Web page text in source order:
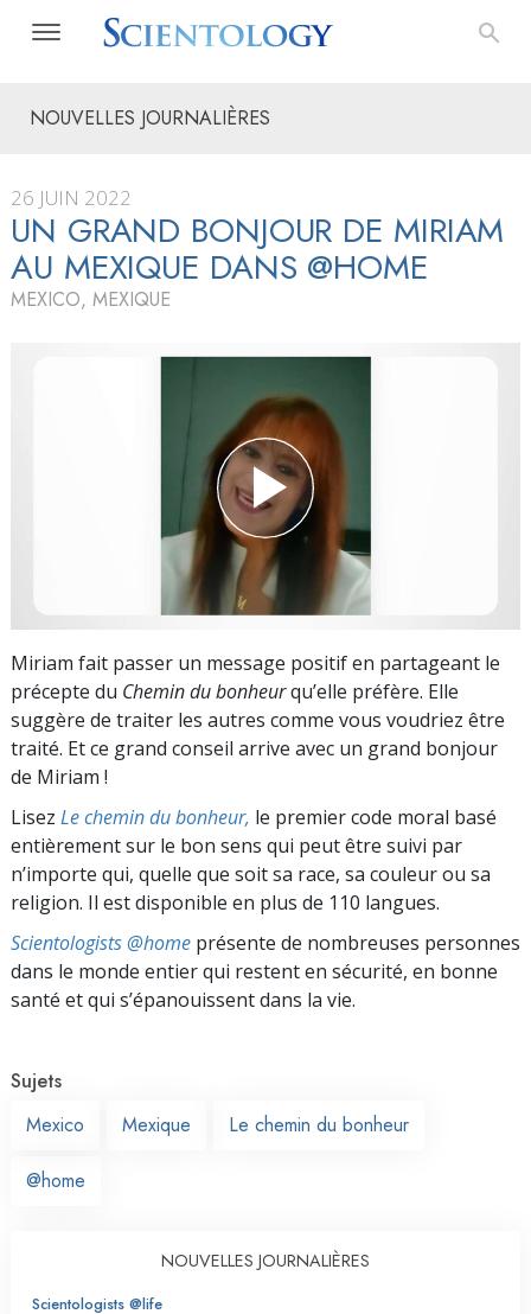
NOUVELLES JOURNALIÈRES
26 JUIN 2022
UN GRAND BONJOUR DE MIRIAM
AU MEXIQUE DANS @HOME
MEXICO, MEXIQUE
Miriam fait passer un message positif en partageant le
précepte du Chemin du bonheurqu’elle préfère. Elle
suggère de traiter les autres comme vous voudriez être
traité. Et ce grand conseil arrive avec un grand bonjour
de Miriam !
Lisez Le chemin du bonheur, le premier code moral basé
entièrement sur le bon sens qui peut être suivi par
n’importe qui, quelle que soit sa race, sa couleur ou sa
religion. Il est disponible en plus de 110 langues.
Scientologists @home présente de nombreuses personnes
dans le monde entier qui restent en sécurité, en bonne
santé et qui s’épanouissent dans la vie.
Sujets
Mexico
Mexique Le chemin du bonheur
@home
NOUVELLES JOURNALIÈRES
Scientologists @life